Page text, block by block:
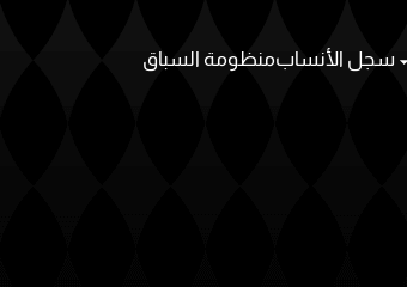
سجل الأنسابمنظومة السباق